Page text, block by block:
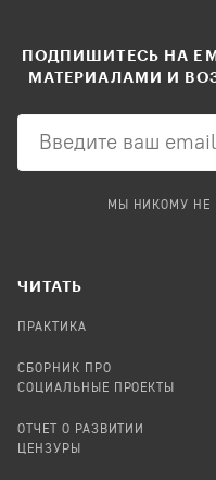
ПОДПИШИТЕСЬ НА
МАТЕРИАЛАМИ И
МЫ НИКОМУ НЕ
ЧИТАТЬ
ПРАКТИКА
СБОРНИК ПРО
СОЦИАЛЬНЫЕ ПРОЕКТЫ
ОТЧЕТ О РАЗВИТИИ
ЦЕНЗУРЫ